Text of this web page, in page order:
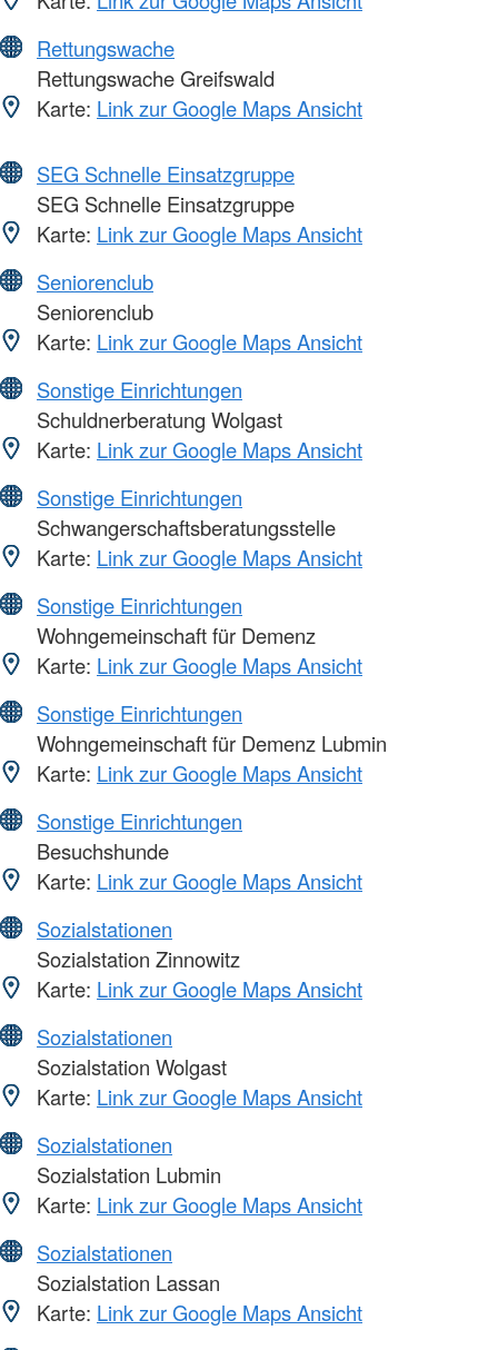
Rettungswache
Rettungswache Greifswald
Karte: Link zur Google Maps Ansicht
SEG Schnelle Einsatzgruppe
SEG Schnelle Einsatzgruppe
Karte: Link zur Google Maps Ansicht
Seniorenclub
Seniorenclub
Karte: Link zur Google Maps Ansicht
Sonstige Einrichtungen
Schuldnerberatung Wolgast
Karte: Link zur Google Maps Ansicht
Sonstige Einrichtungen
Schwangerschaftsberatungsstelle
Karte: Link zur Google Maps Ansicht
Sonstige Einrichtungen
Wohngemeinschaft für Demenz
Karte: Link zur Google Maps Ansicht
Sonstige Einrichtungen
Wohngemeinschaft für Demenz Lubmin
Karte: Link zur Google Maps Ansicht
Sonstige Einrichtungen
Besuchshunde
Karte: Link zur Google Maps Ansicht
Sozialstationen
Sozialstation Zinnowitz
Karte: Link zur Google Maps Ansicht
Sozialstationen
Sozialstation Wolgast
Karte: Link zur Google Maps Ansicht
Sozialstationen
Sozialstation Lubmin
Karte: Link zur Google Maps Ansicht
Sozialstationen
Sozialstation Lassan
Karte: Link zur Google Maps Ansicht